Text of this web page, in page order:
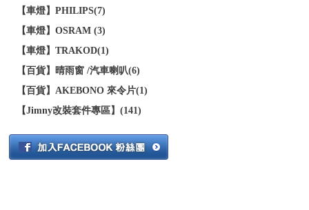
【車燈】PHILIPS(7)
【車燈】OSRAM (3)
【車燈】TRAKOD(1)
【百貨】晴雨窗 /汽車喇叭(6)
【百貨】AKEBONO 來令片(1)
【Jimny改裝套件專區】(141)